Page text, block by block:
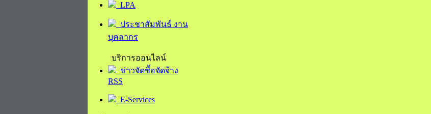
LPA
ประชาสัมพันธ์ งาน
บุคลากร
บริการออนไลน์
ข่าวจัดซื้อจัดจ้าง
RSS
E-Services